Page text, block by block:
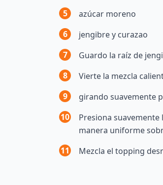
5
azúcar moreno
6
jengibre y curazao
7
Guardo la raíz de
8
Vierte la mezcla
9
girando suavemente
10
Presiona
manera uniforme
11
Mezcla el topping